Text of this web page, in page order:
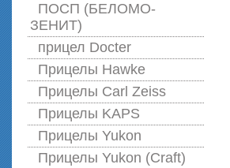
ПОСП (БЕЛОМО-
ЗЕНИТ)
прицел Docter
Прицелы Hawke
Прицелы Carl Zeiss
Прицелы KAPS
Прицелы Yukon
Прицелы Yukon (Craft)